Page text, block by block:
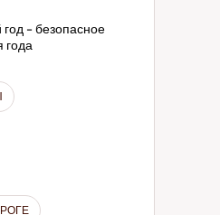
- безопасное
года